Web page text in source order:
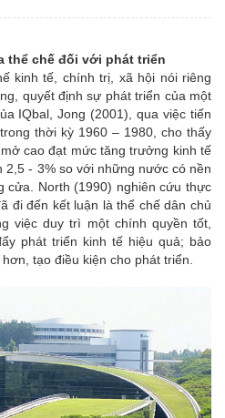
thể chế đối với phát triển
kinh tế, chính trị, xã hội nói riêng
quyết định sự phát triển của một
IQbal, Jong (2001), qua việc tiến
thời kỳ 1960 – 1980, cho thấy
cao đạt mức tăng trưởng kinh tế
2,5 - 3% so với những nước có nền
cửa. North (1990) nghiên cứu thực
đi đến kết luận là thể chế dân chủ
việc duy trì một chính quyền tốt,
phát triển kinh tế hiệu quả; bảo
tạo điều kiện cho phát triển.